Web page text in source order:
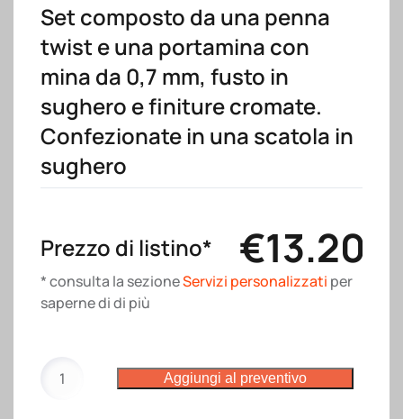
Set composto da una penna
twist e una portamina con
mina da 0,7 mm, fusto in
sughero e finiture cromate.
Confezionate in una scatola in
sughero
Prezzo di listino* €13.20
* consulta la sezioneServizi personalizzati per
saperne di di più
composto
Aggiungi al preventivo